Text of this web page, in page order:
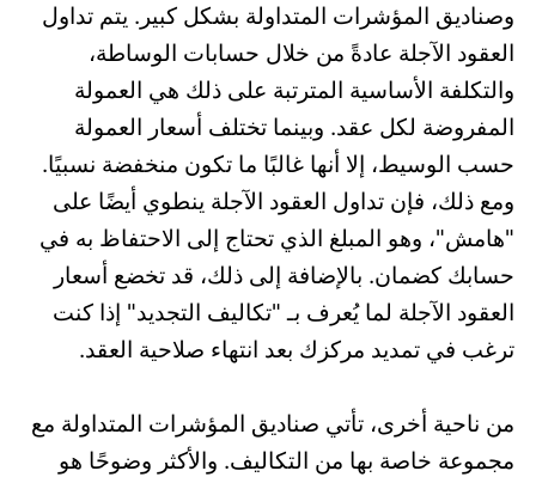
وصناديق المؤشرات المتداولة بشكل كبير. يتم تداول
العقود الآجلة عادةً من خلال حسابات الوساطة،
والتكلفة الأساسية المترتبة على ذلك هي العمولة
المفروضة لكل عقد. وبينما تختلف أسعار العمولة
حسب الوسيط، إلا أنها غالبًا ما تكون منخفضة نسبيًا.
ومع ذلك، فإن تداول العقود الآجلة ينطوي أيضًا على
"هامش"، وهو المبلغ الذي تحتاج إلى الاحتفاظ به في
حسابك كضمان. بالإضافة إلى ذلك، قد تخضع أسعار
العقود الآجلة لما يُعرف بـ "تكاليف التجديد" إذا كنت
ترغب في تمديد مركزك بعد انتهاء صلاحية العقد.
من ناحية أخرى، تأتي صناديق المؤشرات المتداولة مع
مجموعة خاصة بها من التكاليف. والأكثر وضوحًا هو